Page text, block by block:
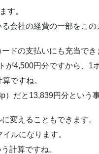
す。
会社の経費の一部をこ
ドの支払いにも充当でき
が4,500円分ですから、1
ですね。
）だと13,839円分という
変えることもできます。
ルになります。
計算ですね。